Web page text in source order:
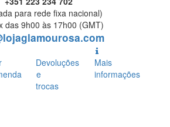
para rede fixa nacional)
das 9h00 às 17h00 (GMT)
Devoluções
e
trocas
Mais
informações